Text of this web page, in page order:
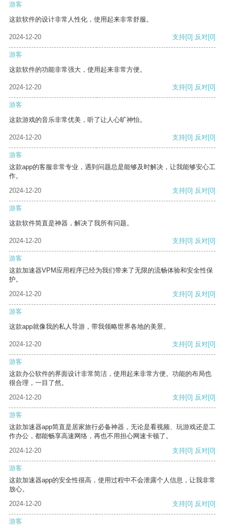
游客
这款软件的设计非常人性化，使用起来非常舒服。
2024-12-20 支持[0] 反对[0]
游客
这款软件的功能非常强大，使用起来非常方便。
2024-12-20 支持[0] 反对[0]
游客
这款游戏的音乐非常优美，听了让人心旷神怡。
2024-12-20 支持[0] 反对[0]
游客
这款app的客服非常专业，遇到问题总是能够及时解决，让我能够安心工
作。
2024-12-20
支持[0] 反对[0]
游客
这款软件简直是神器，解决了我所有问题。
2024-12-20 支持[0] 反对[0]
游客
这款加速器VPM应用程序已经为我们带来了无限的流畅体验和安全性保
护。
2024-12-20
支持[0] 反对[0]
游客
这款app就像我的私人导游，带我领略世界各地的美景。
2024-12-20 支持[0] 反对[0]
游客
这款办公软件的界面设计非常简洁，使用起来非常方便。功能的布局也
很合理，一目了然。
2024-12-20
支持[0] 反对[0]
游客
这款加速器app简直是居家旅行必备神器，无论是看视频、玩游戏还是工
作办公，都能畅享高速网络，再也不用担心网速卡顿了。
2024-12-20
支持[0] 反对[0]
游客
这款加速器app的安全性很高，使用过程中不会泄露个人信息，让我非常
放心。
2024-12-20
支持[0] 反对[0]
游客